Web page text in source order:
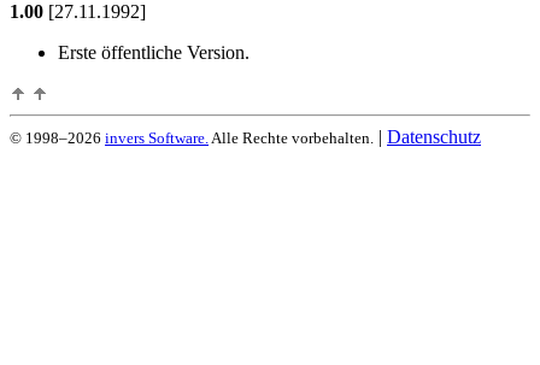
1.00 [27.11.1992]
Erste öffentliche Version.
© 1998–2026 invers Software. Alle Rechte vorbehalten. | Datenschutz